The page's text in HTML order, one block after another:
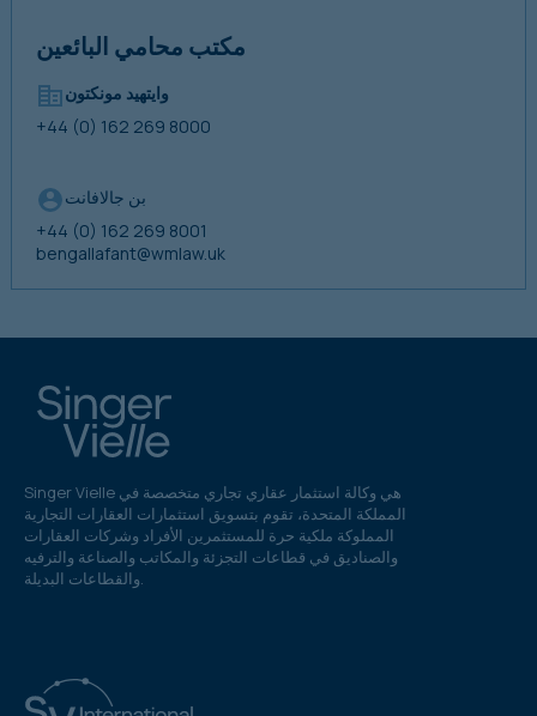
مكتب محامي البائعين
وايتهيد مونكتون
+44 (0) 162 269 8000
بن جالافانت
+44 (0) 162 269 8001
bengallafant@wmlaw.uk
Singer Vielle هي وكالة استثمار عقاري تجاري متخصصة في
المملكة المتحدة، تقوم بتسويق استثمارات العقارات التجارية
المملوكة ملكية حرة للمستثمرين الأفراد وشركات العقارات
والصناديق في قطاعات التجزئة والمكاتب والصناعة والترفيه
والقطاعات البديلة.